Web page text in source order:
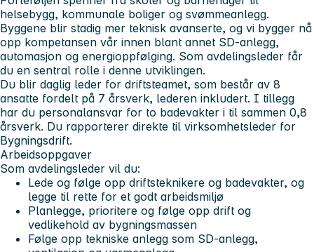
helsebygg, kommunale boliger og svømmeanlegg.
Byggene blir stadig mer teknisk avanserte, og vi bygger nå
opp kompetansen vår innen blant annet SD-anlegg,
automasjon og energioppfølging. Som avdelingsleder får
du en sentral rolle i denne utviklingen.
Du blir daglig leder for driftsteamet, som består av 8
ansatte fordelt på 7 årsverk, lederen inkludert. I tillegg
har du personalansvar for to badevakter i til sammen 0,8
årsverk. Du rapporterer direkte til virksomhetsleder for
Bygningsdrift.
Arbeidsoppgaver
Som avdelingsleder vil du:
Lede og følge opp driftsteknikere og badevakter, og
legge til rette for et godt arbeidsmiljø
Planlegge, prioritere og følge opp drift og
vedlikehold av bygningsmassen
Følge opp tekniske anlegg som SD-anlegg,